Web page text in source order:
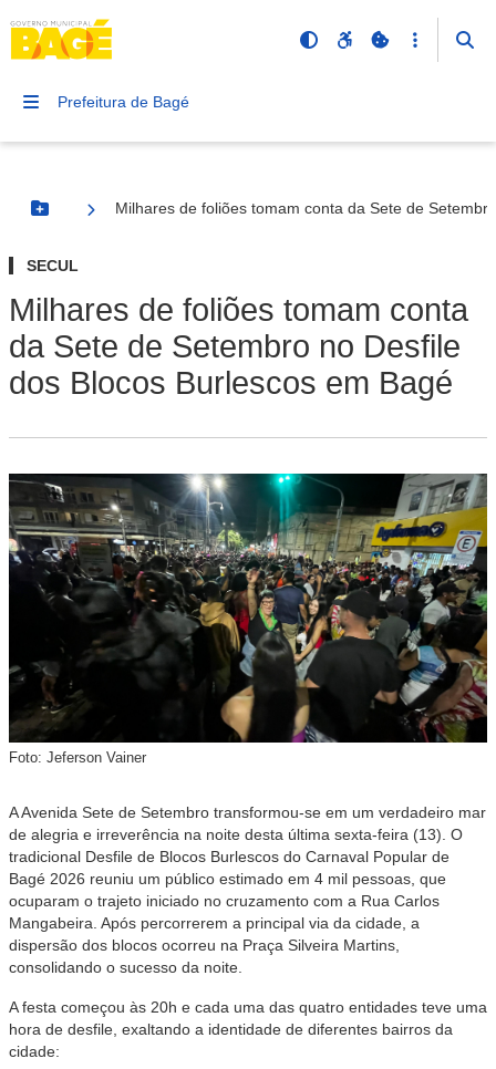
Prefeitura de Bagé
Botão Menu
Milhares de foliões tomam conta da Sete de
SECUL
Milhares de foliões tomam conta
da Sete de Setembro no Desfile
dos Blocos Burlescos em Bagé
Foto: Jeferson Vainer
A Avenida Sete de Setembro transformou-se em um verdadeiro mar
de alegria e irreverência na noite desta última sexta-feira (13). O
tradicional Desfile de Blocos Burlescos do Carnaval Popular de
Bagé 2026 reuniu um público estimado em 4 mil pessoas, que
ocuparam o trajeto iniciado no cruzamento com a Rua Carlos
Mangabeira. Após percorrerem a principal via da cidade, a
dispersão dos blocos ocorreu na Praça Silveira Martins,
consolidando o sucesso da noite.
A festa começou às 20h e cada uma das quatro entidades teve uma
hora de desfile, exaltando a identidade de diferentes bairros da
cidade: